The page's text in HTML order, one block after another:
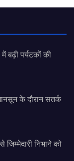
बढ़ी पर्यटकों की
के दौरान सतर्क
निभाने को